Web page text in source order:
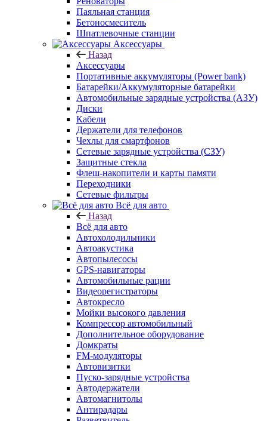
Паяльная станция
Бетоносмеситель
Шпатлевочные станции
Аксессуары
Назад
Аксессуары
Портативные аккумуляторы (Power bank)
Батарейки/Аккумуляторные батарейки
Автомобильные зарядные устройства (АЗУ)
Диски
Кабели
Держатели для телефонов
Чехлы для смартфонов
Сетевые зарядные устройства (СЗУ)
Защитные стекла
Флеш-накопители и карты памяти
Переходники
Сетевые фильтры
Всё для авто
Назад
Всё для авто
Автохолодильники
Автоакустика
Автопылесосы
GPS-навигаторы
Автомобильные рации
Видеорегистраторы
Автокресло
Мойки высокого давления
Компрессор автомобильный
Дополнительное оборудование
Домкраты
FM-модуляторы
Автовизитки
Пуско-зарядные устройства
Автодержатели
Автомагнитолы
Антирадары